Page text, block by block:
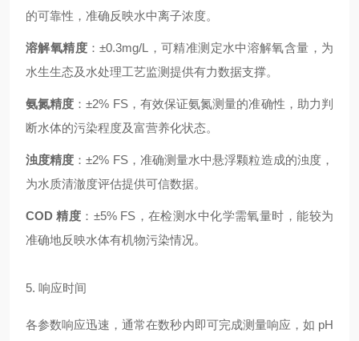
的可靠性，准确反映水中离子浓度。
溶解氧精度：±0.3mg/L，可精准测定水中溶解氧含量，为
水生生态及水处理工艺监测提供有力数据支撑。
氨氮精度 ：±2% FS，有效保证氨氮测量的准确性，助力判
断水体的污染程度及富营养化状态。
浊度精度 ：±2% FS，准确测量水中悬浮颗粒造成的浊度，
为水质清澈度评估提供可信数据。
COD 精度 ：±5% FS，在检测水中化学需氧量时，能较为
准确地反映水体有机物污染情况。
5. 响应时间
各参数响应迅速，通常在数秒内即可完成测量响应，如 pH